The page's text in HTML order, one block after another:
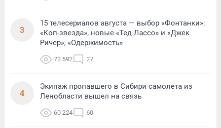
3
15 телесериалов августа — выбор «Фонтанки»:
«Коп-звезда», новые «Тед Лассо» и «Джек
Ричер», «Одержимость»
73 592 27
4
Экипаж пропавшего в Сибири самолета из
Ленобласти вышел на связь
60 224 60